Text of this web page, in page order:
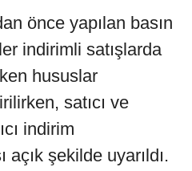
önce yapılan basın
indirimli satışlarda
hususlar
satıcı ve
indirim
açık şekilde uyarıldı.